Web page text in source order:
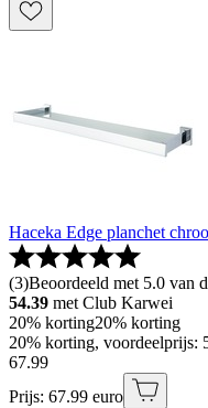
Haceka Edge planchet
(3)Beoordeeld met 5.0 van
54.39 met Club Karwei
20% korting20% korting
20% korting, voordeelprijs:
67.99
Prijs: 67.99 euro